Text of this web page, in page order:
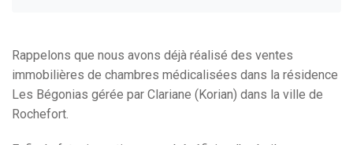
Rappelons que nous avons déjà réalisé des ventes
immobilières de chambres médicalisées dans la résidence
Les Bégonias gérée par Clariane (Korian) dans la ville de
Rochefort.